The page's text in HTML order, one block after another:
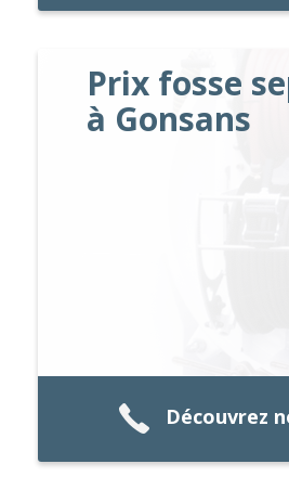
Prix fosse
à Gonsans
Découvrez